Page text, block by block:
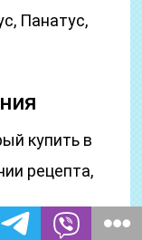
Панатус,
купить в
рецепта,